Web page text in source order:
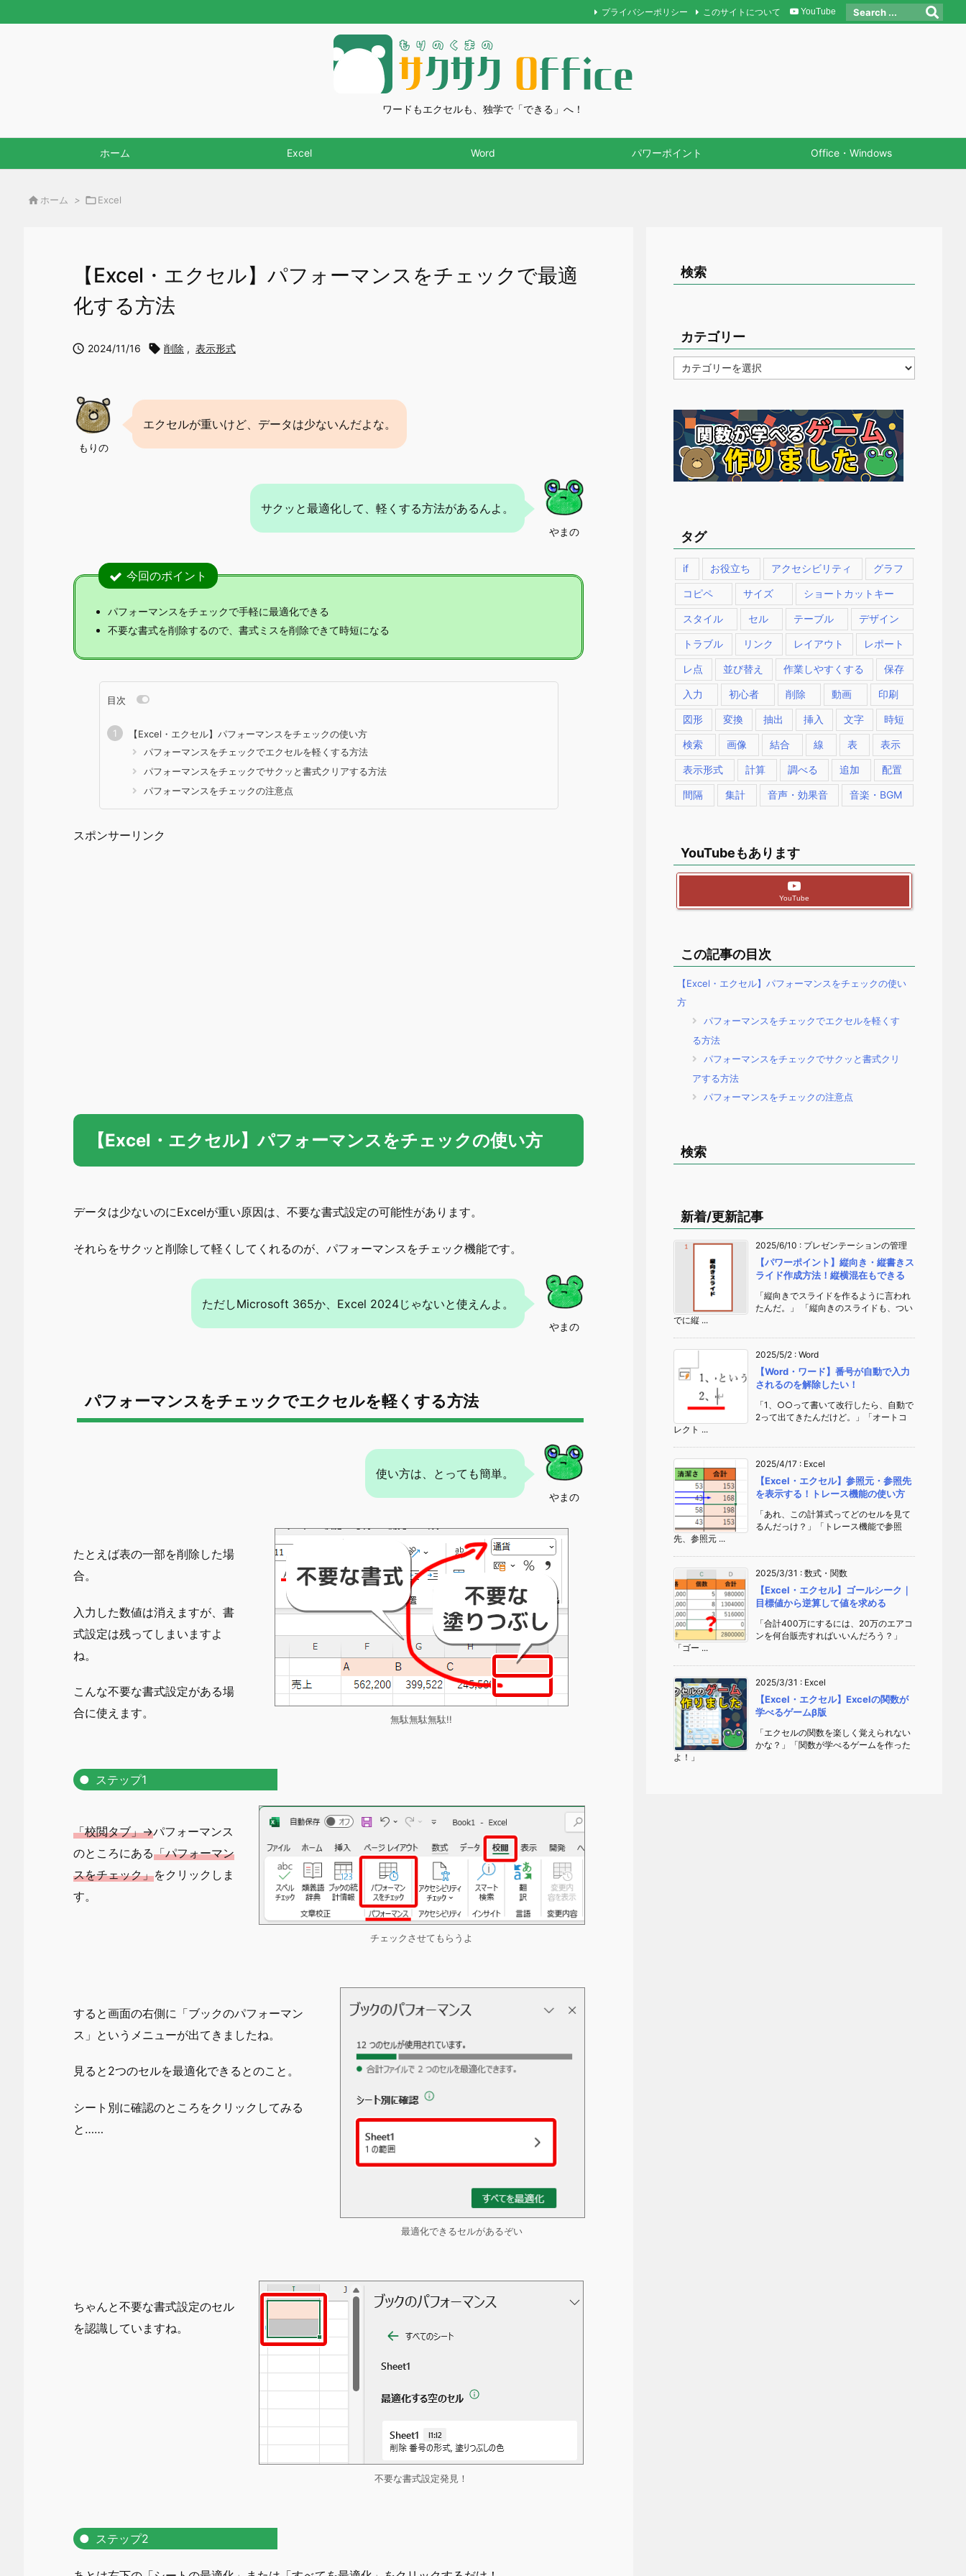
ワードもエクセルも、独学で「できる」へ！
ホーム Excel Word パワーポイント Office・Windows
プライバシーポリシー このサイトについて YouTube
 ホーム > Excel
【Excel・エクセル】パフォーマンスをチェックで最適
化する方法
 2024/11/16  削除 , 表示形式
もりの
エクセルが重いけど、データは少ないんだよな。
やまの
サクッと最適化して、軽くする方法があるんよ。
今回のポイント
パフォーマンスをチェックで手軽に最適化できる
不要な書式を削除するので、書式ミスを削除できて時短になる
目次
【Excel・エクセル】パフォーマンスをチェックの使い方
パフォーマンスをチェックでエクセルを軽くする方法
パフォーマンスをチェックでサクッと書式クリアする方法
パフォーマンスをチェックの注意点
スポンサーリンク
【Excel・エクセル】パフォーマンスをチェックの使い方
データは少ないのにExcelが重い原因は、不要な書式設定の可能性があります。
それらをサクッと削除して軽くしてくれるのが、パフォーマンスをチェック機能です。
やまの
ただしMicrosoft 365か、Excel 2024じゃないと使えんよ。
パフォーマンスをチェックでエクセルを軽くする方法
やまの
使い方は、とっても簡単。
たとえば表の一部を削除した場
合。
入力した数値は消えますが、書
式設定は残ってしまいますよ
ね。
こんな不要な書式設定がある場
合に使えます。
無駄無駄無駄!!
ステップ1
「校閲タブ」→パフォーマンス
のところにある「パフォーマン
スをチェック」をクリックしま
す。
チェックさせてもらうよ
すると画面の右側に「ブックのパフォーマン
ス」というメニューが出てきましたね。
見ると2つのセルを最適化できるとのこと。
シート別に確認のところをクリックしてみる
と……
最適化できるセルがあるぞい
ちゃんと不要な書式設定のセル
を認識していますね。
不要な書式設定発見！
ステップ2
検索
カテゴリー
テ
ー
タグ
if お役立ち アクセシビリティ グラフ
コピペ サイズ ショートカットキー
スタイル セル テーブル デザイン
トラブル リンク レイアウト レポート
レ点 並び替え 作業しやすくする 保存
入力 初心者 削除 動画 印刷
図形 変換 抽出 挿入 文字 時短
検索 画像 結合 線 表 表示
表示形式 計算 調べる 追加 配置
間隔 集計 音声・効果音 音楽・BGM
YouTubeもあります
YouTube
この記事の目次
【Excel・エクセル】パフォーマンスをチェックの使い
方
パフォーマンスをチェックでエクセルを軽くす
る方法
パフォーマンスをチェックでサクッと書式クリ
アする方法
パフォーマンスをチェックの注意点
検索
新着/更新記事
2025/6/10 : プレゼンテーションの管理
【パワーポイント】縦向き・縦書きス
ライド作成方法！縦横混在もできる
「縦向きでスライドを作るように言われ
たんだ。」 「縦向きのスライドも、つい
でに縦 ...
2025/5/2 : Word
【Word・ワード】番号が自動で入力
されるのを解除したい！
「1、○○って書いて改行したら、自動で
2って出てきたんだけど。」「オートコ
レクト ...
2025/4/17 : Excel
【Excel・エクセル】参照元・参照先
を表示する！トレース機能の使い方
「あれ、この計算式ってどのセルを見て
るんだっけ？」「トレース機能で参照
先、参照元 ...
2025/3/31 : 数式・関数
【Excel・エクセル】ゴールシーク｜
目標値から逆算して値を求める
「合計400万にするには、20万のエアコ
ンを何台販売すればいいんだろう？」
「ゴー ...
2025/3/31 : Excel
【Excel・エクセル】Excelの関数が
学べるゲームβ版
「エクセルの関数を楽しく覚えられない
かな？」「関数が学べるゲームを作った
よ！」